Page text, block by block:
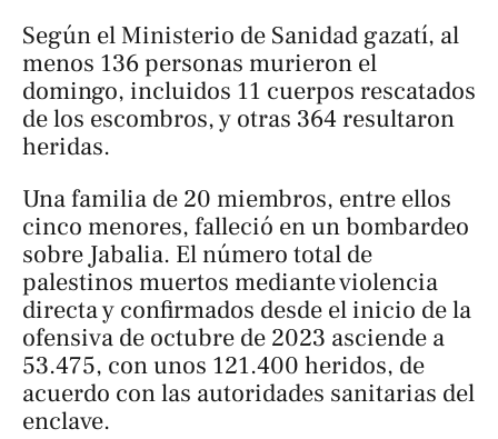
Según el Ministerio de Sanidad gazatí, al
menos 136 personas murieron el
domingo, incluidos 11 cuerpos rescatados
de los escombros, y otras 364 resultaron
heridas.
Una familia de 20 miembros, entre ellos
cinco menores, falleció en un bombardeo
sobre Jabalia. El número total de
palestinos muertos mediante violencia
directa y confirmados desde el inicio de la
ofensiva de octubre de 2023 asciende a
53.475, con unos 121.400 heridos, de
acuerdo con las autoridades sanitarias del
enclave.